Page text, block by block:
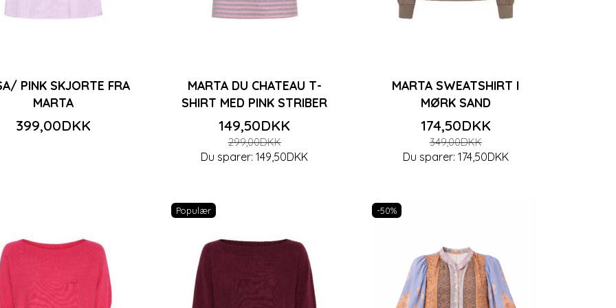
PINK SKJORTE FRA
MARTA
399,00DKK
MARTA DU CHATEAU T-
SHIRT MED PINK STRIBER
149,50DKK
299,00DKK
Du sparer:149,50DKK
MARTA SWEATSHIRT I
MØRK SAND
174,50DKK
349,00DKK
Du sparer: 174,50DKK
Populær -50%